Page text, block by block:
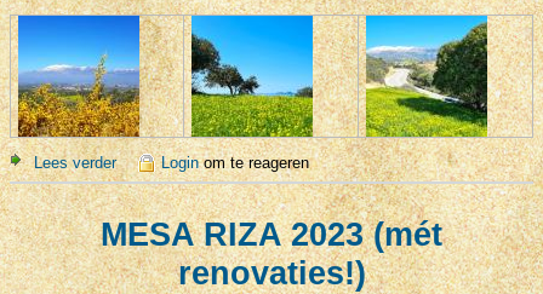
Lees verderover OMGEVING MESA RIZA 2024
Loginom te reageren
MESA RIZA 2023 (mét
renovaties!)